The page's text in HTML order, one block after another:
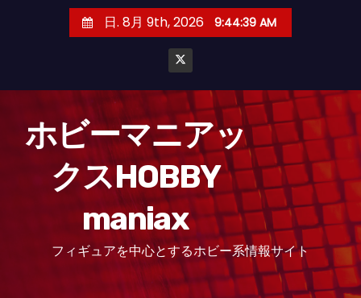
日. 8月 9th, 2026 9:44:40 AM
ホビーマニアッ
クスHOBBY
maniax
フィギュアを中心とするホビー系情報サイト